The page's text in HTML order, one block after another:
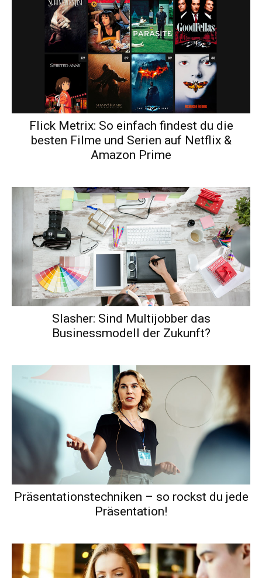
Flick Metrix: So einfach findest du die
besten Filme und Serien auf Netflix &
Amazon Prime
Slasher: Sind Multijobber das
Businessmodell der Zukunft?
Präsentationstechniken – so rockst du jede
Präsentation!